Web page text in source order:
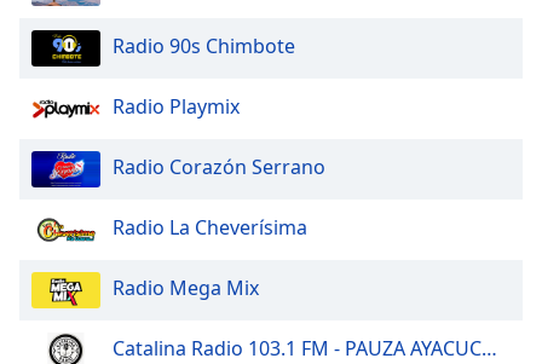
window.
Text
Text
Background
Radio 90s Chimbote
Radio Playmix
Radio Corazón Serrano
Radio La Cheverísima
Radio Mega Mix
Catalina Radio 103.1 FM - PAUZA AYACUCHO